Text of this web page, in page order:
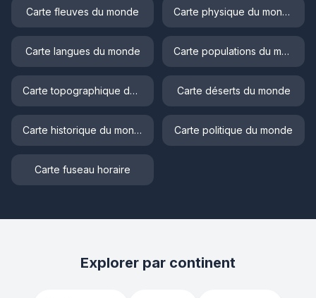
Carte fleuves du monde Carte physique du monde
Carte langues du monde Carte populations du monde
Carte topographique du monde Carte déserts du monde
Carte historique du monde Carte politique du monde
Carte fuseau horaire
Explorer par continent